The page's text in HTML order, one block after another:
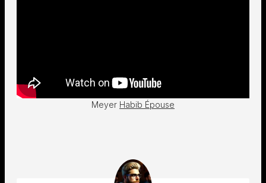
Meyer Habib Épouse